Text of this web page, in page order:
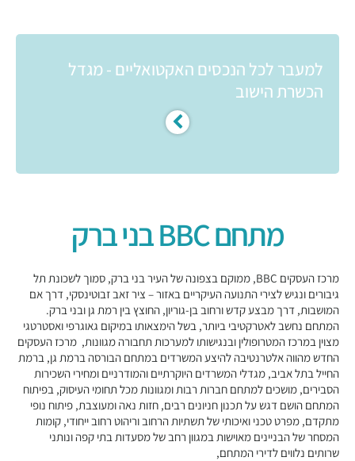
למעבר לכל הנכסים האקטואליים - מגדל
הכשרת הישוב
מתחם BBC בני ברק
מרכז העסקים BBC, ממוקם בצפונה של העיר בני ברק, סמוך לשכונת תל
גיבורים ונגיש לצירי התנועה העיקריים באזור – ציר זאב זבוטינסקי, דרך אם
המושבות, דרך מבצע קדש ורחוב בן-גוריון, החוצץ בין רמת גן ובני ברק.
המתחם נחשב לאטרקטיבי ביותר, בשל הימצאותו במיקום גאוגרפי ואסטרטגי
מצוין במרכז המטרופולין ובנגישותו למערכות תחבורה מגוונות, מרכז העסקים
החדש מהווה אלטרנטיבה להיצע המשרדים במתחם הבורסה ברמת גן, ברמת
החייל בתל אביב, מגדלי המשרדים היוקרתיים והמודרניים ומחירי השכירות
הסבירים, מושכים למתחם חברות רבות ומגוונות מכל תחומי העיסוק, בפיתוח
המתחם הושם דגש על תכנון חניונים רבים, חזות נאה ומעוצבת, פיתוח נופי
מתקדם, מפרט טכני ואיכותי של תשתיות הרחוב וריהוט רחוב ייחודי, קומות
המסחר של הבניינים מאוישות במגוון רחב של מסעדות בתי קפה ונותני
שרותים נלווים לדירי המתחם,